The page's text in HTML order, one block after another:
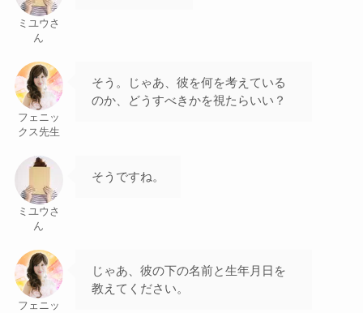
ミユウさ
ん
フェニッ
クス先生
そう。じゃあ、彼を何を考えている
のか、どうすべきかを視たらいい？
ミユウさ
ん
そうですね。
フェニッ
じゃあ、彼の下の名前と生年月日を
教えてください。